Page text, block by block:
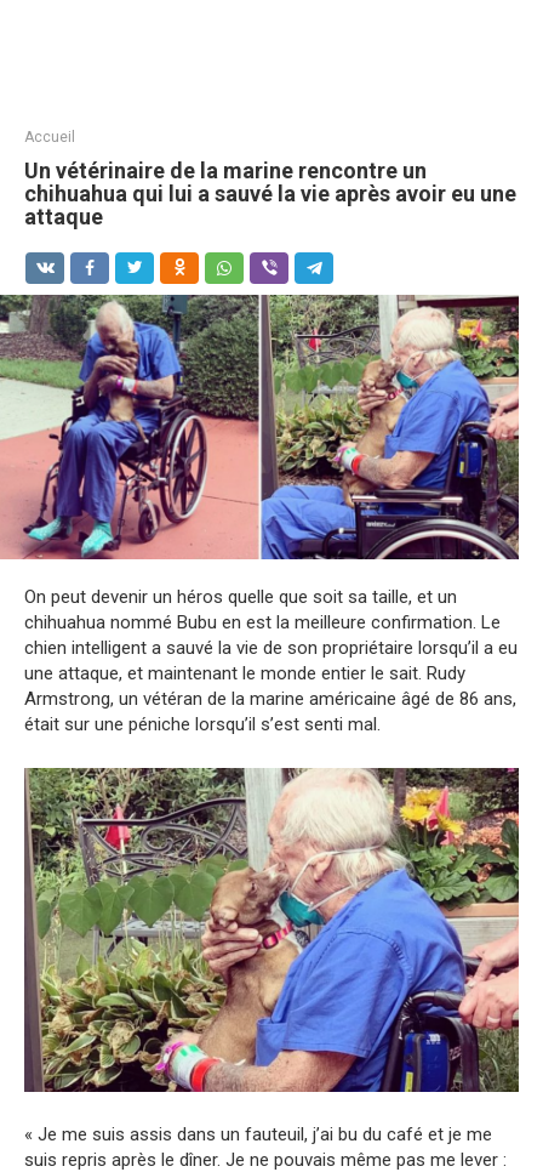
Accueil
Un vétérinaire de la marine rencontre un
chihuahua qui lui a sauvé la vie après avoir eu une
attaque
On peut devenir un héros quelle que soit sa taille, et un
chihuahua nommé Bubu en est la meilleure confirmation. Le
chien intelligent a sauvé la vie de son propriétaire lorsqu’il a eu
une attaque, et maintenant le monde entier le sait. Rudy
Armstrong, un vétéran de la marine américaine âgé de 86 ans,
était sur une péniche lorsqu’il s’est senti mal.
« Je me suis assis dans un fauteuil, j’ai bu du café et je me
suis repris après le dîner. Je ne pouvais même pas me lever :